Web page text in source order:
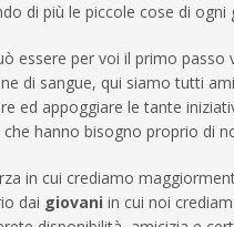
di più le piccole cose di ogni
essere per voi il primo passo
di sangue, qui siamo tutti
ed appoggiare le tante
hanno bisogno proprio di
in cui crediamo
dai giovani in cui noi